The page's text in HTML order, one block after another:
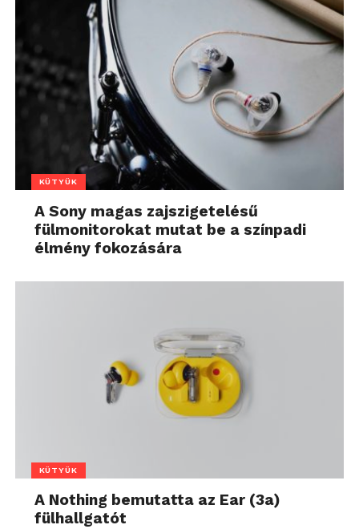
KÜTYÜK
A Sony magas zajszigetelésű
fülmonitorokat mutat be a színpadi
élmény fokozására
KÜTYÜK
A Nothing bemutatta az Ear (3a)
fülhallgatót